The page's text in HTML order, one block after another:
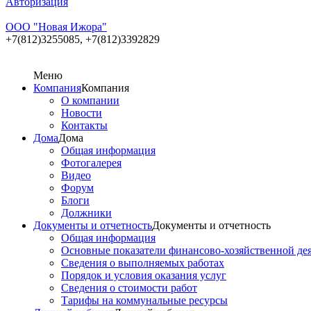
ООО "Новая Ижора"
+7(812)3255085, +7(812)3392829
Меню
КомпанияКомпания
О компании
Новости
Контакты
ДомаДома
Общая информация
Фотогалерея
Видео
Форум
Блоги
Должники
Документы и отчетностьДокументы и отчетность
Общая информация
Основные показатели финансово-хозяйственной
Сведения о выполняемых работах
Порядок и условия оказания услуг
Сведения о стоимости работ
Тарифы на коммунальные ресурсы